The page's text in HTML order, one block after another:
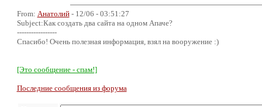
From: Анатолий- 12/06 - 03:51:27
Subject:Как создать два сайта на одном Апаче?
-----------------
Спасибо! Очень полезная информация, взял на вооружение :)
[Это сообщение - спам!]
Последние сообщения из форума